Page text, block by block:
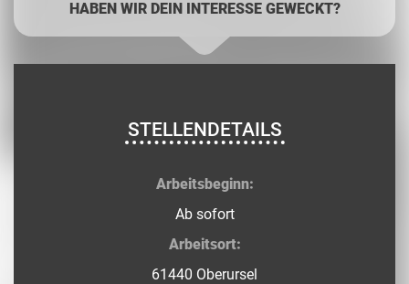
HABEN WIR DEIN INTERESSE GEWECKT?
STELLENDETAILS
Arbeitsbeginn:
Ab sofort
Arbeitsort:
61440 Oberursel